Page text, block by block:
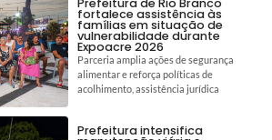
Prefeitura de Rio Branco
fortalece assistência às
famílias em situação de
vulnerabilidade durante
Expoacre 2026
Parceria amplia ações de segurança
alimentar e reforça políticas de
acolhimento, assistência jurídica
Prefeitura intensifica